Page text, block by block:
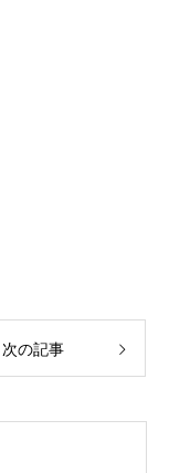
次の記事